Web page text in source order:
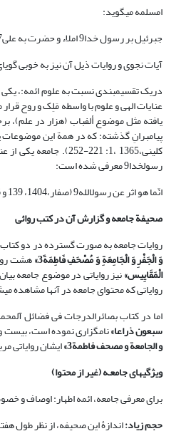
ام‏سلمه می‏گوید:
جبرئیل بر رسول خدا9 املاء و حضرت به علی7 املاء می‏نمود. (زمخشری، 1407،‏ 4: 494؛ فخر رازی،1420، ‏29: 496).
آیات نجوی و روایات ذیل آن نیز به خوبی
کلینی،1365 ،1:
رسول‏خدا9 معرفی شده است:
انّما هو اثر عن رسول‏الله9 (صفار،1404، 139 و 146).
صحیفة جامعه و گزارش آن در کتب روائی
روایات جامعه به صورت گسترده در دو
وَ الْجَفْرِ وَ الْجَامِعَةِ وَ مُصْحَفِ فَاطِمَةَ3
»هشت
الْمَقَایِیس»نیز روایاتی در موضوع جامعه
روایاتی که محتوای جامعه در آنها
اما در کتاب بصائرالدرجات فی فضائل
سبعون ذراعا»نام‏گزاری نموده است، بیست
و الجامعة و مصحف فاطمة3
»ایشان روایاتی
ویژگی‏های جامعـه (غیر از محتوا)
برای معرفی جامعه، ائمه اطهار: اوصاف و
حجم زیاد:اندازۀ این صحیفه، از نظر طول هفتاد ذراع، به اندازۀ